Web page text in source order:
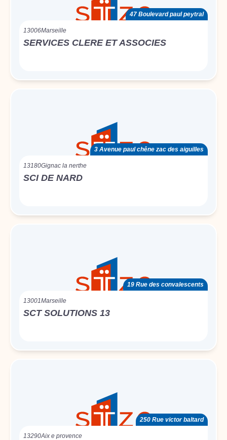
47 Boulevard paul peytral
13006Marseille
SERVICES CLERE ET ASSOCIES
3 Avenue paul chêne zac des aiguilles
13180Gignac la nerthe
SCI DE NARD
19 Rue des convalescents
13001Marseille
SCT SOLUTIONS 13
250 Rue victor baltard
13290Aix e provence